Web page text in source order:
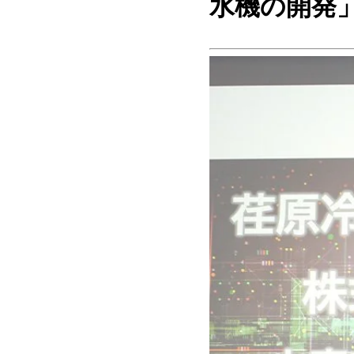
水機の開発